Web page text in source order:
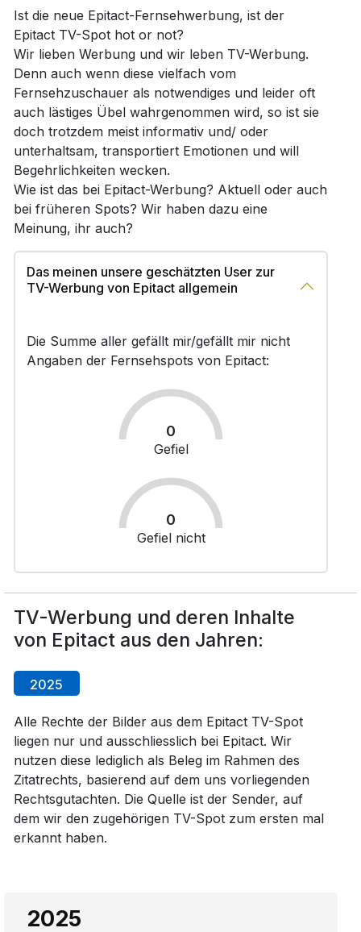
Ist die neue Epitact-Fernsehwerbung, ist der
Epitact TV-Spot hot or not?
Wir lieben Werbung und wir leben TV-Werbung.
Denn auch wenn diese vielfach vom
Fernsehzuschauer als notwendiges und leider oft
auch lästiges Übel wahrgenommen wird, so ist sie
doch trotzdem meist informativ und/ oder
unterhaltsam, transportiert Emotionen und will
Begehrlichkeiten wecken.
Wie ist das bei Epitact-Werbung? Aktuell oder auch
bei früheren Spots? Wir haben dazu eine
Meinung, ihr auch?
Das meinen unsere geschätzten User zur
TV-Werbung von Epitact allgemein
Die Summe aller gefällt mir/gefällt mir nicht
Angaben der Fernsehspots von Epitact:
0
Gefiel
0
Gefiel nicht
TV-Werbung und deren Inhalte
von Epitact aus den Jahren:
2025
Alle Rechte der Bilder aus dem Epitact TV-Spot
liegen nur und ausschliesslich bei Epitact. Wir
nutzen diese lediglich als Beleg im Rahmen des
Zitatrechts, basierend auf dem uns vorliegenden
Rechtsgutachten. Die Quelle ist der Sender, auf
dem wir den zugehörigen TV-Spot zum ersten mal
erkannt haben.
2025